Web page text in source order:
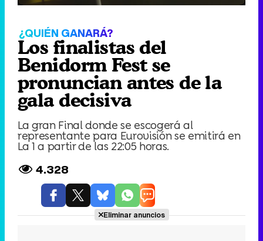
¿QUIÉN GANARÁ?
Los finalistas del
Benidorm Fest se
pronuncian antes de la
gala decisiva
La gran Final donde se escogerá al
representante para Eurovisión se emitirá en
La 1 a partir de las 22:05 horas.
4.328
Eliminar anuncios